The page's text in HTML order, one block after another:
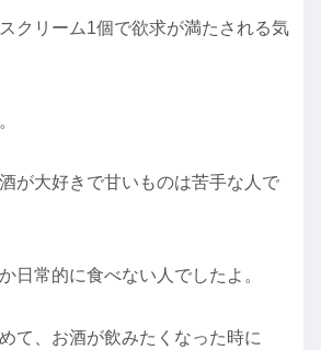
クリーム1個で欲求が満たされる気
が大好きで甘いものは苦手な人で
日常的に食べない人でしたよ。
て、お酒が飲みたくなった時に